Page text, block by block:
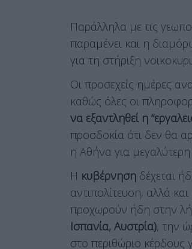
Παράλληλα με τις
παραμένει και η
για τη στήριξη
Οι προσεχείς ημέρες
καθώς όλες οι
να εξαντληθεί η
προσδοκία ότι δεν θα
η Αθήνα για
Η κυβέρνηση δέχεται
αντιπολίτευση, αλλά
προχωρούν ήδη στην
Ισπανία, Αυστρία), την
στο περιθώριο κέρδους